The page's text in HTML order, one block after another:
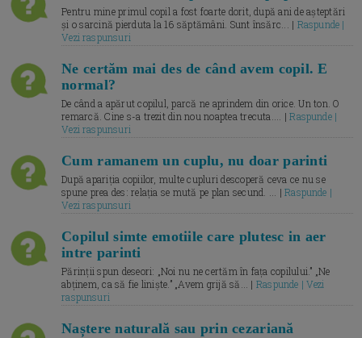
Pentru mine primul copil a fost foarte dorit, după ani de așteptări
și o sarcină pierduta la 16 săptămâni. Sunt însărc... | Raspunde |
Vezi raspunsuri
Ne certăm mai des de când avem copil. E
normal?
De când a apărut copilul, parcă ne aprindem din orice. Un ton. O
remarcă. Cine s-a trezit din nou noaptea trecuta.... |Raspunde |
Vezi raspunsuri
Cum ramanem un cuplu, nu doar parinti
După apariția copiilor, multe cupluri descoperă ceva ce nu se
spune prea des: relația se mută pe plan secund. ... |Raspunde |
Vezi raspunsuri
Copilul simte emotiile care plutesc in aer
intre parinti
Părinții spun deseori: „Noi nu ne certăm în fața copilului.” „Ne
abținem, ca să fie liniște.” „Avem grijă să... | Raspunde | Vezi
raspunsuri
Naștere naturală sau prin cezariană